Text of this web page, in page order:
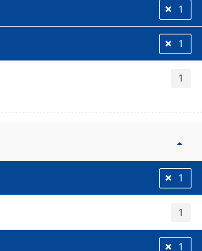
1
1
1
1
1
1